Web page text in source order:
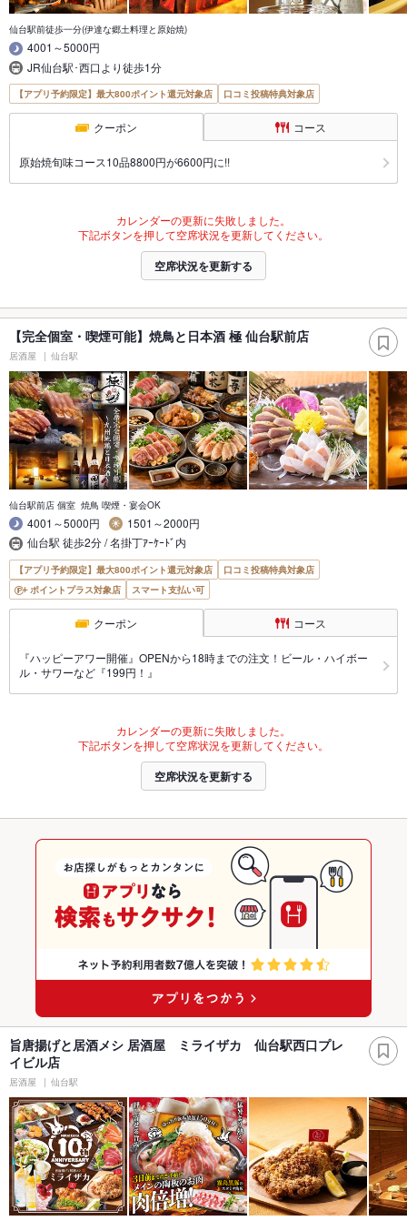
仙台駅前徒歩一分(伊達な郷土料理と原始焼)
4001～5000円
JR仙台駅･西口より徒歩1分
【アプリ予約限定】最大800ポイント還元対象店 口コミ投稿特典対象店
クーポン コース
原始焼旬味コース10品8800円が6600円に!!
カレンダーの更新に失敗しました。
下記ボタンを押して空席状況を更新してください。
空席状況を更新する
【完全個室・喫煙可能】焼鳥と日本酒 極 仙台駅前店
居酒屋 仙台駅
仙台駅前店 個室 焼鳥 喫煙・宴会OK
4001～5000円
1501～2000円
仙台駅 徒歩2分 / 名掛丁ｱｰｹｰﾄﾞ内
【アプリ予約限定】最大800ポイント還元対象店
口コミ投稿特典対象店
ポイントプラス対象店
スマート支払い可
クーポン コース
『ハッピーアワー開催』OPENから18時までの注文！ビール・ハイボー
ル・サワーなど『199円！』
カレンダーの更新に失敗しました。
下記ボタンを押して空席状況を更新してください。
空席状況を更新する
旨唐揚げと居酒メシ 居酒屋 ミライザカ 仙台駅西口プレ
イビル店
居酒屋 仙台駅